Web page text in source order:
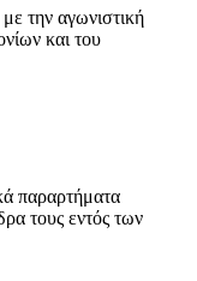
την αγωνιστική
και του
παραρτήματα
τους εντός των